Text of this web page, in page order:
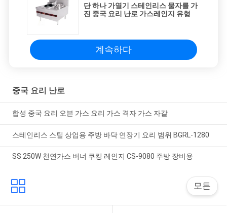
단 하나 가열기 스테인리스 물자를 가
진 중국 요리 난로 가스레인지 유형
계속하다
중국 요리 난로
합성 중국 요리 오븐 가스 요리 가스 격자 가스 자갈
스테인리스 스틸 상업용 주방 바닥 연장기 요리 범위 BGRL-1280
SS 250W 천연가스 버너 쿠킹 레인지 CS-9080 주방 장비용
모든